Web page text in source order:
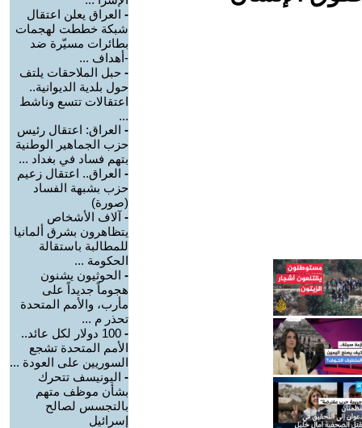
- العراق يعلن اعتقال
شبكة خططت لهجمات
بطائرات مسيّرة ضد
-أهداف ...
- حبل الملاحقات يلتف
حول بلدية الديوانية..
اعتقالات تتسع وناشط
...
- العراق: اعتقال رئيس
حزب الجماهير الوطنية
بتهم فساد في بغداد ...
- العراق.. اعتقال زعيم
حزب بشبهة الفساد
(صورة)
- آلاف الأشخاص
يتظاهرون بشرق ألمانيا
للمطالبة باستقالة
الحكومة ...
- الحوثيون يشنون
هجوماً جديداً على
مأرب، والأمم المتحدة
تحذر م ...
-
100 دولار لكل عائد..
الأمم المتحدة تشجع
السوريين على العودة ...
- اليونيسف تتحرك
بشأن موظف متهم
بالتجسس لصالح
إسرائيل